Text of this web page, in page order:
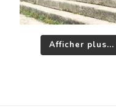
Afficher plus...